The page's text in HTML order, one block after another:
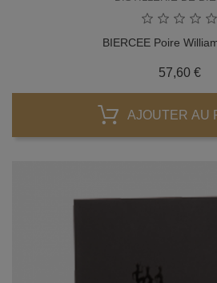
BIERCEE Poire
57,60 €Prix
AJOUTER AU